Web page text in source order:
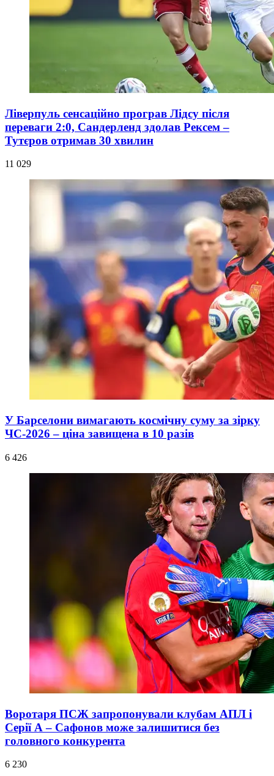
Ліверпуль сенсаційно програв Лідсу після
переваги 2:0, Сандерленд здолав Рексем –
Тутєров отримав 30 хвилин
11 029
У Барселони вимагають космічну суму за зірку
ЧС-2026 – ціна завищена в 10 разів
6 426
Воротаря ПСЖ запропонували клубам АПЛ і
Серії А – Сафонов може залишитися без
головного конкурента
6 230